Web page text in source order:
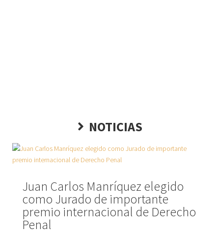
NOTICIAS
Juan Carlos Manríquez elegido
como Jurado de importante
premio internacional de Derecho
Penal